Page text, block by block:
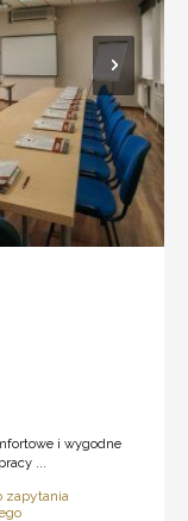
i wygodne
...